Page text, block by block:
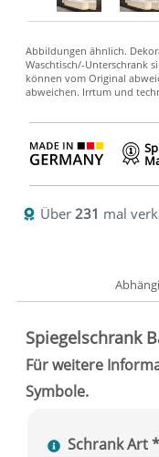
Über 231 mal
Schrank Art *